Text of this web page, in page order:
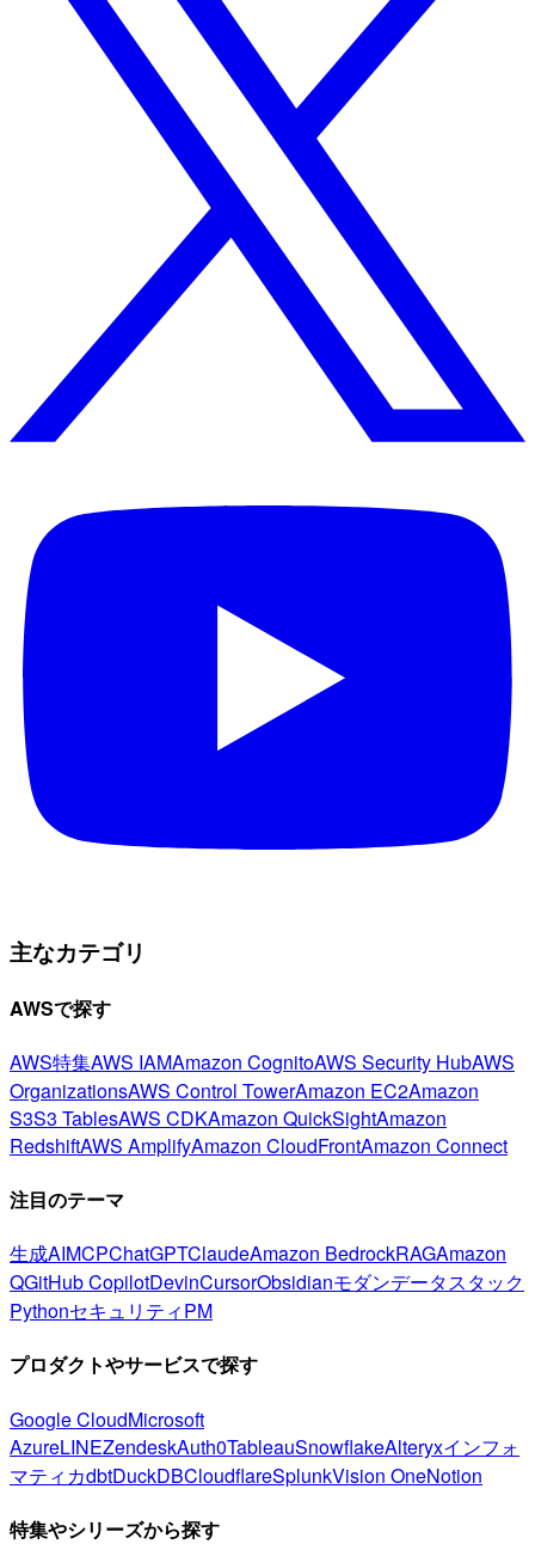
主なカテゴリ
AWSで探す
AWS特集AWS IAMAmazon CognitoAWS Security HubAWS
OrganizationsAWS Control TowerAmazon EC2Amazon
S3S3 TablesAWS CDKAmazon QuickSightAmazon
RedshiftAWS AmplifyAmazon CloudFrontAmazon Connect
注目のテーマ
生成AIMCPChatGPTClaudeAmazon BedrockRAGAmazon
QGitHub CopilotDevinCursorObsidianモダンデータスタック
PythonセキュリティPM
プロダクトやサービスで探す
Google CloudMicrosoft
AzureLINEZendeskAuth0TableauSnowflakeAlteryxインフォ
マティカdbtDuckDBCloudflareSplunkVision OneNotion
特集やシリーズから探す